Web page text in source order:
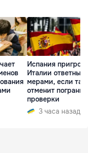
Испания
Италии
мерами, если та
отменит
проверки
3 часа назад